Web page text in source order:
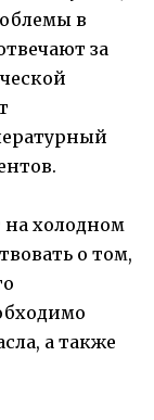
в
за
на холодном
о том,
а также